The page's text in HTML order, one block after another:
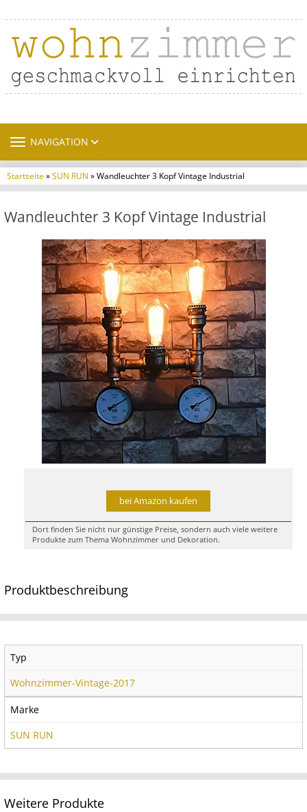
TOGGLE NAVIGATION
NAVIGATION
Startseite»SUN RUN » Wandleuchter 3 Kopf Vintage Industrial
Wandleuchter 3 Kopf Vintage Industrial
bei Amazon kaufen
Dort finden Sie nicht nur günstige Preise, sondern auch viele weitere
Produkte zum Thema Wohnzimmer und Dekoration.
Produktbeschreibung
Typ
Wohnzimmer-Vintage-2017
Marke
SUN RUN
Weitere Produkte